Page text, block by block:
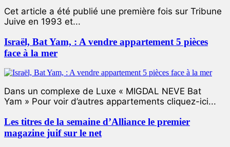
Cet article a été publié une première fois sur Tribune
Juive en 1993 et...
Israël, Bat Yam, : A vendre appartement 5 pièces
face à la mer
Dans un complexe de Luxe « MIGDAL NEVE Bat
Yam » Pour voir d’autres appartements cliquez-ici...
Les titres de la semaine d’Alliance le premier
magazine juif sur le net